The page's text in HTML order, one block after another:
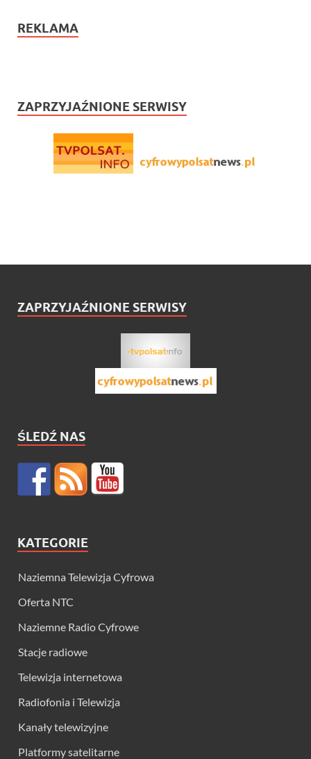
REKLAMA
ZAPRZYJAŹNIONE SERWISY
ZAPRZYJAŹNIONE SERWISY
ŚLEDŹ NAS
KATEGORIE
Naziemna Telewizja Cyfrowa
Oferta NTC
Naziemne Radio Cyfrowe
Stacje radiowe
Telewizja internetowa
Radiofonia i Telewizja
Kanały telewizyjne
Platformy satelitarne